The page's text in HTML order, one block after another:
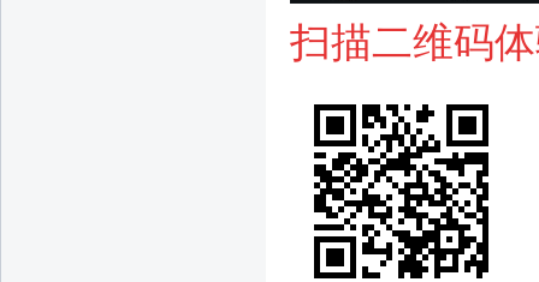
扫描二维码